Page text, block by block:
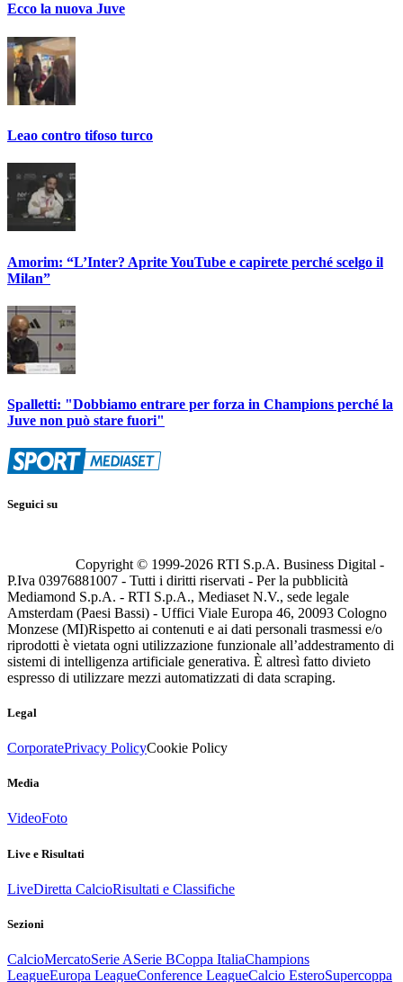
Ecco la nuova Juve
Leao contro tifoso turco
Amorim: “L’Inter? Aprite YouTube e capirete perché scelgo il
Milan”
Spalletti: "Dobbiamo entrare per forza in Champions perché la
Juve non può stare fuori"
Seguici su
Copyright © 1999-2026 RTI S.p.A. Business Digital -
P.Iva 03976881007 - Tutti i diritti riservati - Per la pubblicità
Mediamond S.p.A. - RTI S.p.A., Mediaset N.V., sede legale
Amsterdam (Paesi Bassi) - Uffici Viale Europa 46, 20093 Cologno
Monzese (MI)Rispetto ai contenuti e ai dati personali trasmessi e/o
riprodotti è vietata ogni utilizzazione funzionale all’addestramento di
sistemi di intelligenza artificiale generativa. È altresì fatto divieto
espresso di utilizzare mezzi automatizzati di data scraping.
Legal
CorporatePrivacy PolicyCookie Policy
Media
VideoFoto
Live e Risultati
LiveDiretta CalcioRisultati e Classifiche
Sezioni
CalcioMercatoSerie ASerie BCoppa ItaliaChampions
LeagueEuropa LeagueConference LeagueCalcio EsteroSupercoppa